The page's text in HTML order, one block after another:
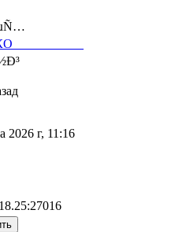
2026 г, 11:16